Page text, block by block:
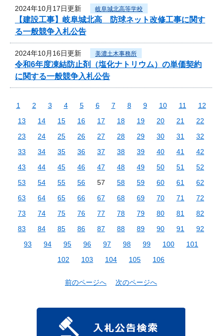
2024年10月17日更新 岐阜城北高等学校
【建設工事】岐阜城北高 防球ネット改修工事に関す
る一般競争入札公告
2024年10月16日更新 美濃土木事務所
令和6年度凍結防止剤（塩化ナトリウム）の単価契約
に関する一般競争入札公告
1 2 3 4 5 6 7 8 9 10 11
12
13
14 15 16 17 18 19 20 21
22
23
24 25 26 27 28 29 30 31
32
33
34 35 36 37 38 39 40 41
42
43
44 45 46 47 48 49 50 51
52
53
54 55 56 57 58 59 60 61
62
63
64 65 66 67 68 69 70 71
72
73
74 75 76 77 78 79 80 81
82
83
84 85 86 87 88 89 90 91
92
93
94 95 96 97 98 99 100
101
102
103 104 105 106
前のページへ 次のページへ